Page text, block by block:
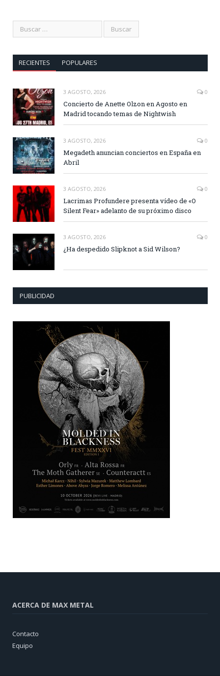
RECIENTES POPULARES
3 AGOSTO, 2026 0
Concierto de Anette Olzon en Agosto en
Madrid tocando temas de Nightwish
3 AGOSTO, 2026 0
Megadeth anuncian conciertos en España en
Abril
3 AGOSTO, 2026 0
Lacrimas Profundere presenta vídeo de «O
Silent Fear» adelanto de su próximo disco
3 AGOSTO, 2026 0
¿Ha despedido Slipknot a Sid Wilson?
PUBLICIDAD
ACERCA DE MAX METAL
Contacto
Equipo